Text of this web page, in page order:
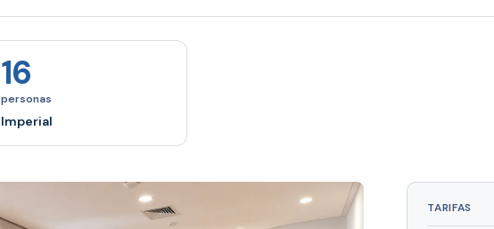
16
personas
Imperial
TARIFAS